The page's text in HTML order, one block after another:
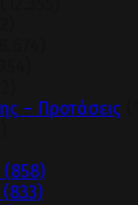
– Προτάσεις
(858)
(833)